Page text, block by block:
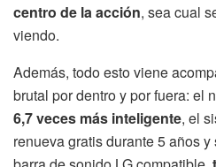
centro de la acción, sea cual
viendo.
Además, todo esto viene
brutal por dentro y por fuera: el
6,7 veces más inteligente, el
renueva gratis durante 5 años